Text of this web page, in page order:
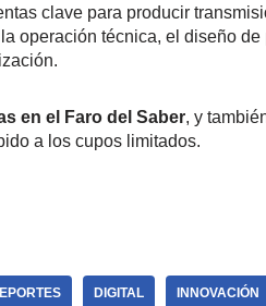
clave para producir
operación técnica, el diseño de
en el Faro del Saber, y
a los cupos limitados.
DIGITAL INNOVACIÓN